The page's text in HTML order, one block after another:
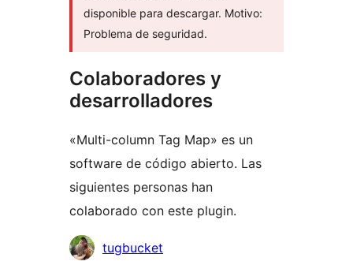
disponible para descargar. Motivo:
Problema de seguridad.
Colaboradores y
desarrolladores
«Multi-column Tag Map» es un
software de código abierto. Las
siguientes personas han
colaborado con este plugin.
Colaboradores
tugbucket